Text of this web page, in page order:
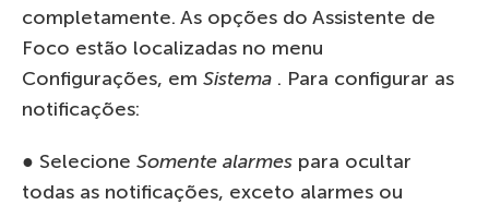
completamente. As opções do Assistente de
Foco estão localizadas no menu
Configurações, em Sistema . Para configurar as
notificações:
● Selecione Somente alarmes para ocultar
todas as notificações, exceto alarmes ou